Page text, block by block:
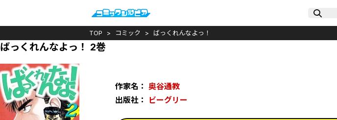
TOP コミック ばっくれんなよっ！
ばっくれんなよっ！ 2巻
作家名： 奥谷通教
出版社： ビーグリー